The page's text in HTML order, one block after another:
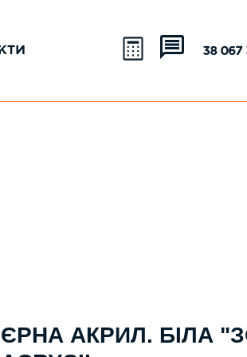
+38
АКРИЛ. БІЛА